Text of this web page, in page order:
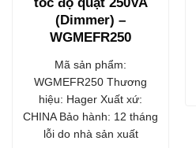
(Dimmer) –
WGMEFR250
Mã sản phẩm:
WGMEFR250 Thương
hiệu: Hager Xuất xứ:
CHINA Bảo hành: 12 tháng
lỗi do nhà sản xuất